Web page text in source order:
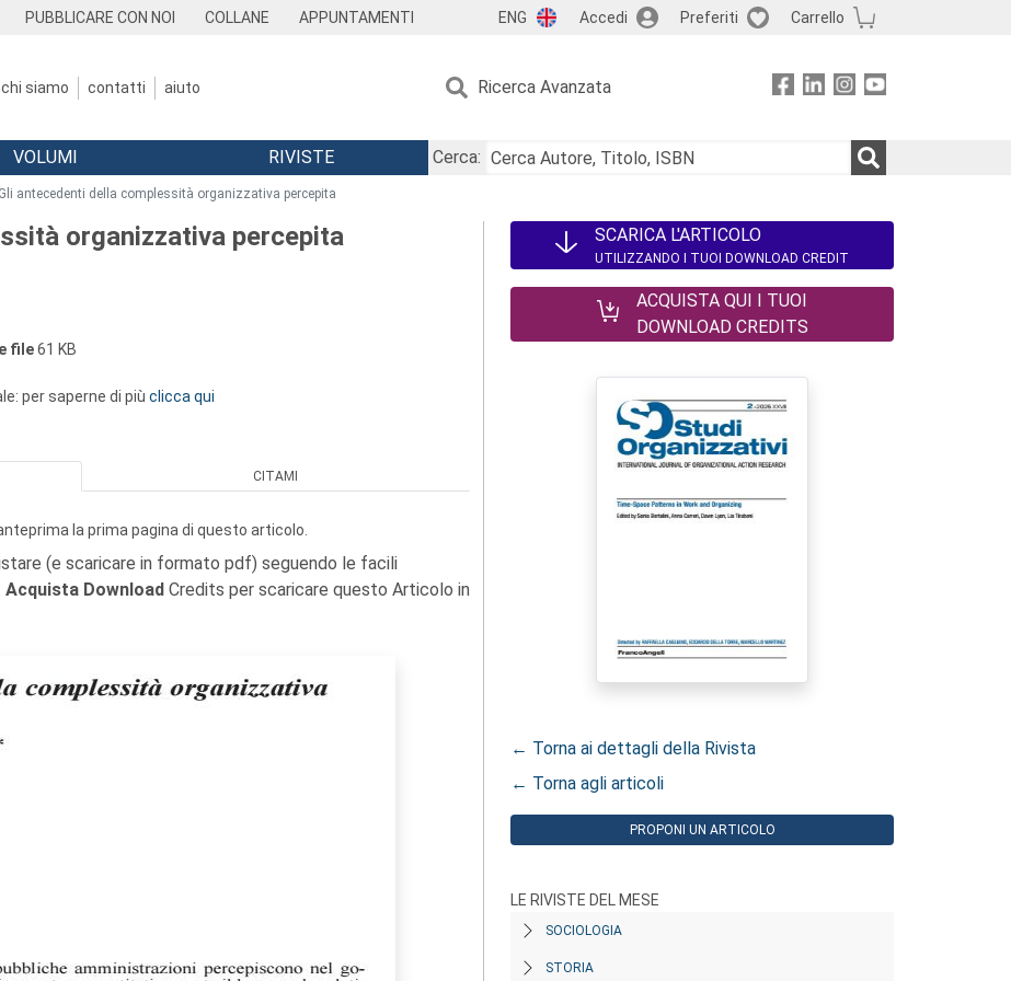
PUBBLICARE CON NOI COLLANE APPUNTAMENTI ENG Accedi Preferiti Carrello
chi siamo contatti aiuto Ricerca Avanzata
VOLUMI RIVISTE
Cerca:
Gli antecedenti della complessità organizzativa percepita
organizzativa percepita
file61 KB
per saperne di più clicca qui
CITAMI
la prima pagina di questo articolo.
(e scaricare in formato pdf) seguendo le facili
Acquista Download Credits per scaricare questo Articolo in
SCARICA L'ARTICOLO
UTILIZZANDO I TUOI DOWNLOAD CREDIT
ACQUISTA QUI I TUOI
DOWNLOAD CREDITS
← Torna ai dettagli della Rivista
← Torna agli articoli
PROPONI UN ARTICOLO
LE RIVISTE DEL MESE
SOCIOLOGIA
STORIA